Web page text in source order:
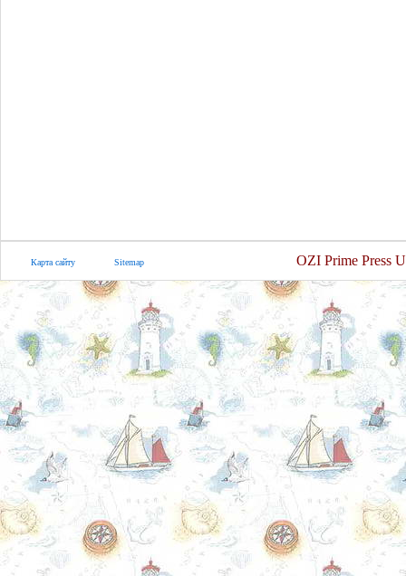
Карта сайту Sitemap OZI Prime Press